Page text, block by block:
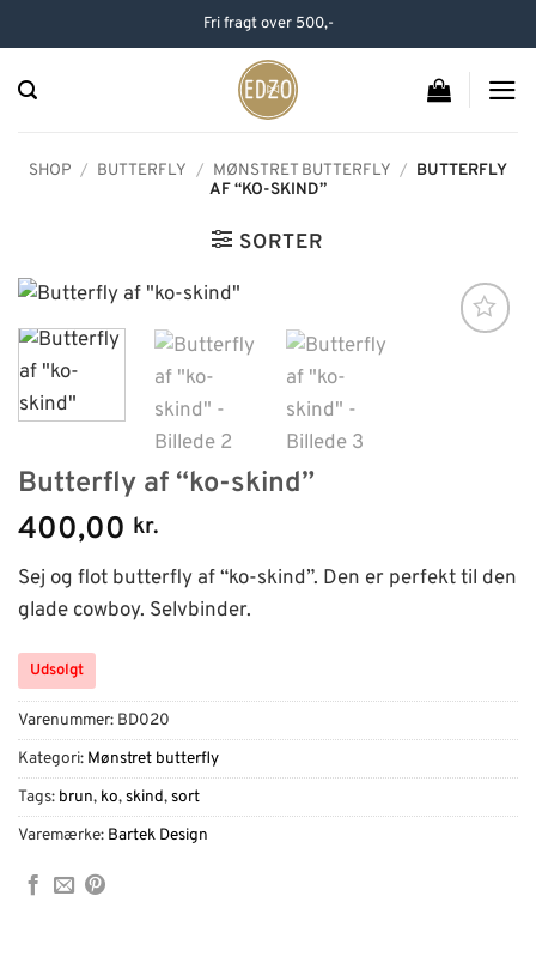
til
indhold
Fri fragt over 500,-
SHOP / BUTTERFLY / MØNSTRET BUTTERFLY / BUTTERFLY
AF “KO-SKIND”
SORTER
Butterfly af “ko-skind”
400,00 kr.
Sej og flot butterfly af “ko-skind”. Den er perfekt til den
glade cowboy. Selvbinder.
Udsolgt
Varenummer: BD020
Kategori: Mønstret butterfly
Tags: brun, ko,skind,sort
Varemærke: Bartek Design